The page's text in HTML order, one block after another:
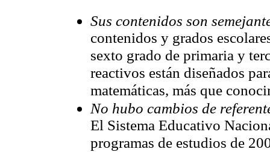
Sus contenidos son
contenidos y grados
sexto grado de primaria y
reactivos están diseñados
matemáticas, más que
No hubo cambios de
El Sistema Educativo
programas de estudios de